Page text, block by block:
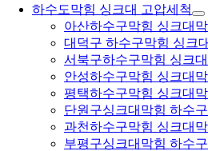
하수도막힘 싱크대 고압세척
아산하수구막힘 싱크대
대덕구 하수구막힘 싱크
서북구하수구막힘 싱크
안성하수구막힘 싱크대
평택하수구막힘 싱크대
단원구싱크대막힘 하수
과천하수구막힘 싱크대
부평구싱크대막힘 하수